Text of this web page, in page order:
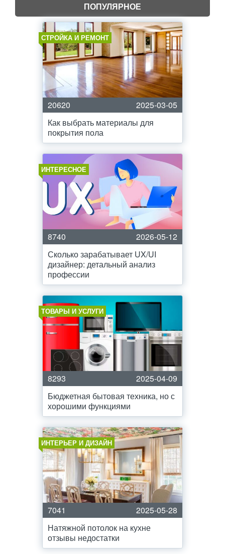
ПОПУЛЯРНОЕ
СТРОЙКА И РЕМОНТ
20620
2025-03-05
Как выбрать материалы для
покрытия пола
ИНТЕРЕСНОЕ
8740
2026-05-12
Сколько зарабатывает UX/UI
дизайнер: детальный анализ
профессии
ТОВАРЫ И УСЛУГИ
8293
2025-04-09
Бюджетная бытовая техника, но с
хорошими функциями
ИНТЕРЬЕР И ДИЗАЙН
7041
2025-05-28
Натяжной потолок на кухне
отзывы недостатки